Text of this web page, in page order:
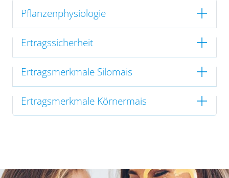
Pflanzenphysiologie
Ertragssicherheit
Ertragsmerkmale Silomais
Ertragsmerkmale Körnermais